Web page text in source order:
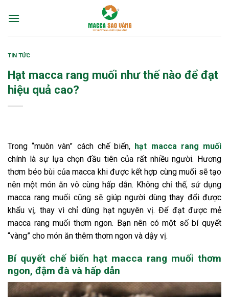
TIN TỨC
Hạt macca rang muối như thế nào để đạt
hiệu quả cao?
Trong “muôn vàn” cách chế biến, hạt macca rang muối
chính là sự lựa chọn đầu tiên của rất nhiều người. Hương
thơm béo bùi của macca khi được kết hợp cùng muối sẽ tạo
nên một món ăn vô cùng hấp dẫn. Không chỉ thế, sử dụng
macca rang muối cũng sẽ giúp người dùng thay đổi được
khẩu vị, thay vì chỉ dùng hạt nguyên vị. Để đạt được mẻ
macca rang muối thơm ngon. Bạn nên có một số bí quyết
“vàng” cho món ăn thêm thơm ngon và dậy vị.
Bí quyết chế biến hạt macca rang muối thơm
ngon, đậm đà và hấp dẫn